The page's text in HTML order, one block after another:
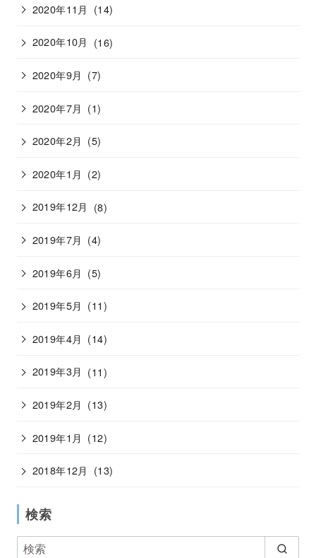
2020年11月 (14)
2020年10月 (16)
2020年9月 (7)
2020年7月 (1)
2020年2月 (5)
2020年1月 (2)
2019年12月 (8)
2019年7月 (4)
2019年6月 (5)
2019年5月 (11)
2019年4月 (14)
2019年3月 (11)
2019年2月 (13)
2019年1月 (12)
2018年12月 (13)
検索